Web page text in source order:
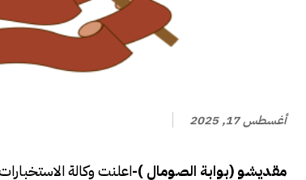
أغسطس 17, 2025
مقديشو (بوابة الصومال )-اعلنت وكالة